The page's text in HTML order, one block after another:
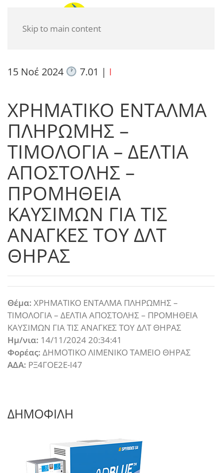
Skip to main content
15 Νοέ 2024 7.01 | I
ΧΡΗΜΑΤΙΚΟ ΕΝΤΑΛΜΑ
ΠΛΗΡΩΜΗΣ –
ΤΙΜΟΛΟΓΙA – ΔΕΛΤΙA
ΑΠΟΣΤΟΛΗΣ –
ΠΡΟΜΗΘΕΙΑ
ΚΑΥΣΙΜΩΝ ΓΙΑ ΤΙΣ
ΑΝΑΓΚΕΣ ΤΟΥ ΔΛΤ
ΘΗΡΑΣ
Θέμα: ΧΡΗΜΑΤΙΚΟ ΕΝΤΑΛΜΑ ΠΛΗΡΩΜΗΣ –
ΤΙΜΟΛΟΓΙA – ΔΕΛΤΙA ΑΠΟΣΤΟΛΗΣ – ΠΡΟΜΗΘΕΙΑ
ΚΑΥΣΙΜΩΝ ΓΙΑ ΤΙΣ ΑΝΑΓΚΕΣ ΤΟΥ ΔΛΤ ΘΗΡΑΣ
Ημ/νια: 14/11/2024 20:34:41
Φορέας: ΔΗΜΟΤΙΚΟ ΛΙΜΕΝΙΚΟ ΤΑΜΕΙΟ ΘΗΡΑΣ
ΑΔΑ: ΡΞ4ΓΟΕ2Ε-Ι47
ΔΗΜΟΦΙΛΗ